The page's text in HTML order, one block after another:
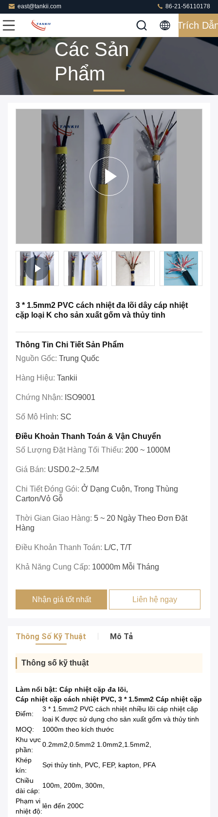
east@tankii.com 86-21-56110178
Trích
Các Sản
Phẩm
3 * 1.5mm2 PVC cách nhiệt đa lõi dây cáp nhiệt
cặp loại K cho sản xuất gốm và thủy tinh
Thông Tin Chi Tiết Sản Phẩm
Nguồn Gốc: Trung Quốc
Hàng Hiệu: Tankii
Chứng Nhận: ISO9001
Số Mô Hình: SC
Điều Khoản Thanh Toán & Vận Chuyển
Số Lượng Đặt Hàng Tối Thiểu: 200 ~ 1000M
Giá Bán: USD0.2~2.5/m
Chi Tiết Đóng Gói: Ở Dạng Cuộn, Trong Thùng
Carton/vỏ Gỗ
Thời Gian Giao Hàng: 5 ~ 20 Ngày Theo Đơn Đặt
Hàng
Điều Khoản Thanh Toán: L/C, T/T
Khả Năng Cung Cấp: 10000m Mỗi Tháng
Nhận giá tốt nhất Liên hệ ngay
Thông Số Kỹ Thuật Mô Tả
Thông số kỹ thuật
Làm nổi bật: Cáp nhiệt cặp đa lõi,
Cáp nhiệt cặp cách nhiệt PVC, 3 * 1.5mm2 Cáp nhiệt cặp
Điểm:
3 * 1.5mm2 PVC cách nhiệt nhiều lõi cáp nhiệt cặp
loại K được sử dụng cho sản xuất gốm và thủy tinh
MOQ:
1000m theo kích thước
Khu vực
phần:
0.2mm2,0.5mm2 1.0mm2,1.5mm2,
Khép
kín:
Sợi thủy tinh, PVC, FEP, kapton, PFA
Chiều
dài cáp:
100m, 200m, 300m,
Phạm vi
nhiệt độ:
lên đến 200C